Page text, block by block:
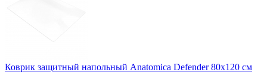
Коврик защитный напольный Anatomica Defender 80х120 см